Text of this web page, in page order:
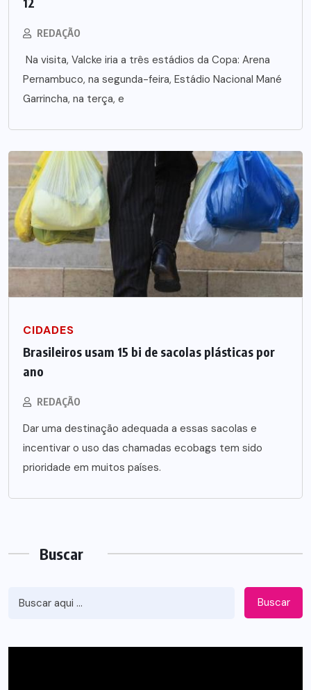
REDAÇÃO
Na visita, Valcke iria a três estádios da Copa: Arena
Pernambuco, na segunda-feira, Estádio Nacional Mané
Garrincha, na terça, e
CIDADES
Brasileiros usam 15 bi de sacolas plásticas por
ano
REDAÇÃO
Dar uma destinação adequada a essas sacolas e
incentivar o uso das chamadas ecobags tem sido
prioridade em muitos países.
Buscar
Buscar